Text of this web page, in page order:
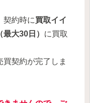
契約時に買取イイ
（最大30日） に買取
契約が完了しま